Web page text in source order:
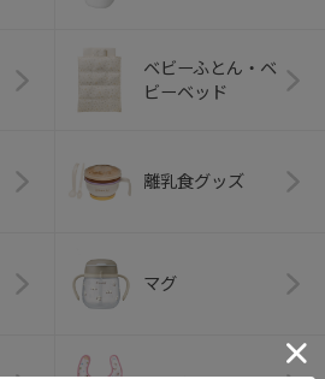
ベビーふとん・ベ
ビーベッド
離乳食グッズ
マグ